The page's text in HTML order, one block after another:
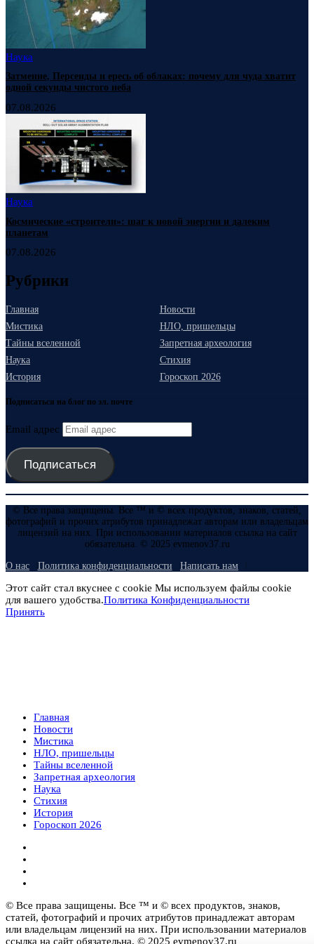
Наука
Затмение, Персеиды и ересь об облаках: почему для чуда хватит
одной секунды чистого неба
07.08.2026
Наука
Космические «строители»: шаг к новой энергии и далеким
планетам
07.08.2026
Рубрики
Главная
Новости
Мистика
НЛО, пришельцы
Тайны вселенной
Запретная археология
Наука
Стихия
История
Гороскоп 2026
Подписаться на блог по эл. почте
Email адрес
Подписаться
© Все права защищены. Все ™ и © всех продуктов, знаков, статей,
фотографий и прочих атрибутов принадлежат авторам или владельцам
лицензий на них. При использовании материалов ссылка на сайт
обязательна. © 2025 evmenov37.ru
О нас Политика конфиденциальности Написать нам
Этот сайт стал вкуснее с cookie Мы используем файлы cookie
для вашего удобства.Политика Конфиденциальности
Принять
Главная
Новости
Мистика
НЛО, пришельцы
Тайны вселенной
Запретная археология
Наука
Стихия
История
Гороскоп 2026
© Все права защищены. Все ™ и © всех продуктов, знаков,
статей, фотографий и прочих атрибутов принадлежат авторам
или владельцам лицензий на них. При использовании материалов
ссылка на сайт обязательна. © 2025 evmenov37.ru